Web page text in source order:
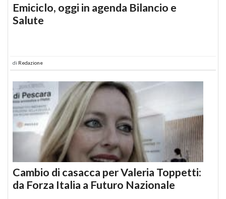
Emiciclo, oggi in agenda Bilancio e
Salute
di Redazione
Cambio di casacca per Valeria Toppetti:
da Forza Italia a Futuro Nazionale